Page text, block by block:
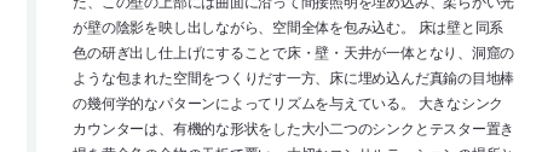
が壁の陰影を映し出しながら、空間全体を包み込む。 床は壁と同系
色の研ぎ出し仕上げにすることで床・壁・天井が一体となり、洞窟の
ような包まれた空間をつくりだす一方、床に埋め込んだ真鍮の目地棒
の幾何学的なパターンによってリズムを与えている。 大きなシンク
カウンターは、有機的な形状をした大小二つのシンクとテスター置き